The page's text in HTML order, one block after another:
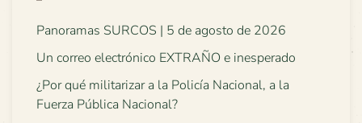
Panoramas SURCOS | 5 de agosto de 2026
Un correo electrónico EXTRAÑO e inesperado
¿Por qué militarizar a la Policía Nacional, a la
Fuerza Pública Nacional?